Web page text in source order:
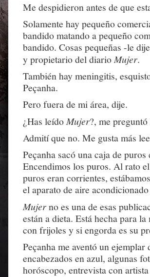
Me despidieron antes de que
Solamente hay pequeño
bandido matando a pequeño
bandido. Cosas pequeñas -le
y propietario del diarioMujer.
También hay meningitis,
Peçanha.
Pero fuera de mi área, dije.
¿Has leídoMujer?, me preguntó
Admití que no. Me gusta más
Peçanha sacó una caja de
Encendimos los puros. Al rato
puros eran corrientes,
el aparato de aire
Mujerno es una de esas
están a dieta. Está hecha para
con frijoles y si engorda es su
Peçanha me aventó un
encabezados en azul, algunas
horóscopo, entrevista con